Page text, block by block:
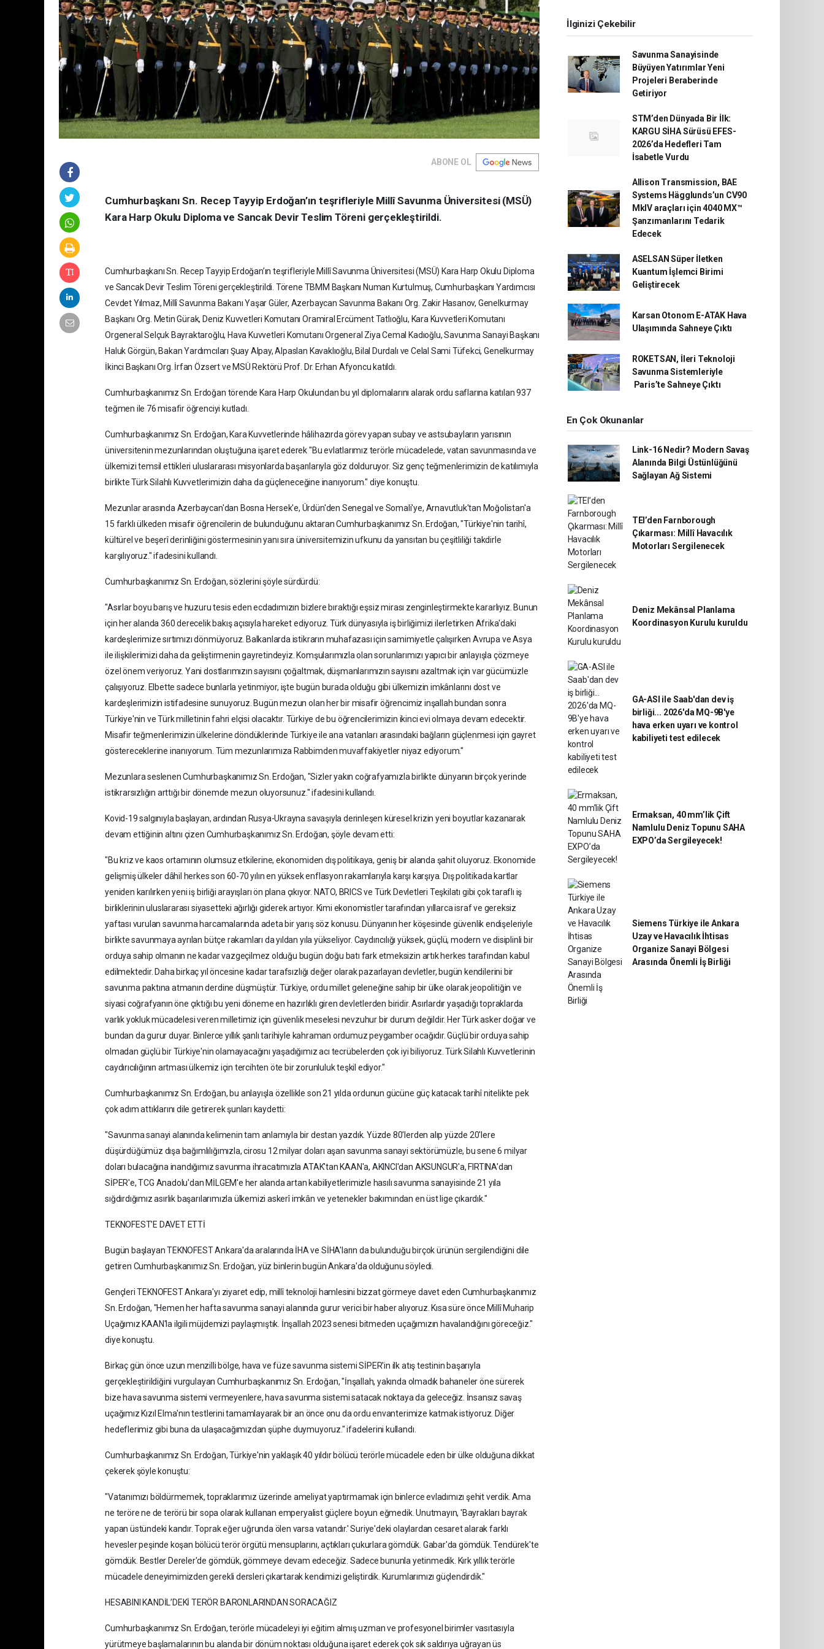
ABONE OL
Cumhurbaşkanı Sn. Recep Tayyip Erdoğan’ın teşrifleriyle Millî Savunma Üniversitesi (MSÜ)
Kara Harp Okulu Diploma ve Sancak Devir Teslim Töreni gerçekleştirildi.
Cumhurbaşkanı Sn. Recep Tayyip Erdoğan’ın teşrifleriyle Millî Savunma Üniversitesi (MSÜ) Kara Harp Okulu Diploma
ve Sancak Devir Teslim Töreni gerçekleştirildi. Törene TBMM Başkanı Numan Kurtulmuş, Cumhurbaşkanı Yardımcısı
Cevdet Yılmaz, Millî Savunma Bakanı Yaşar Güler, Azerbaycan Savunma Bakanı Org. Zakir Hasanov, Genelkurmay
Başkanı Org. Metin Gürak, Deniz Kuvvetleri Komutanı Oramiral Ercüment Tatlıoğlu, Kara Kuvvetleri Komutanı
Orgeneral Selçuk Bayraktaroğlu, Hava Kuvvetleri Komutanı Orgeneral Ziya Cemal Kadıoğlu, Savunma Sanayi Başkanı
Haluk Görgün, Bakan Yardımcıları Şuay Alpay, Alpaslan Kavaklıoğlu, Bilal Durdalı ve Celal Sami Tüfekci, Genelkurmay
İkinci Başkanı Org. İrfan Özsert ve MSÜ Rektörü Prof. Dr. Erhan Afyoncu katıldı.
Cumhurbaşkanımız Sn. Erdoğan törende Kara Harp Okulundan bu yıl diplomalarını alarak ordu saflarına katılan 937
teğmen ile 76 misafir öğrenciyi kutladı.
Cumhurbaşkanımız Sn. Erdoğan, Kara Kuvvetlerinde hâlihazırda görev yapan subay ve astsubayların yarısının
üniversitenin mezunlarından oluştuğuna işaret ederek "Bu evlatlarımız terörle mücadelede, vatan savunmasında ve
ülkemizi temsil ettikleri uluslararası misyonlarda başarılarıyla göz dolduruyor. Siz genç teğmenlerimizin de katılımıyla
birlikte Türk Silahlı Kuvvetlerimizin daha da güçleneceğine inanıyorum." diye konuştu.
Mezunlar arasında Azerbaycan'dan Bosna Hersek'e, Ürdün'den Senegal ve Somali'ye, Arnavutluk'tan Moğolistan'a
15 farklı ülkeden misafir öğrencilerin de bulunduğunu aktaran Cumhurbaşkanımız Sn. Erdoğan, "Türkiye'nin tarihî,
kültürel ve beşerî derinliğini göstermesinin yanı sıra üniversitemizin ufkunu da yansıtan bu çeşitliliği takdirle
karşılıyoruz." ifadesini kullandı.
Cumhurbaşkanımız Sn. Erdoğan, sözlerini şöyle sürdürdü:
"Asırlar boyu barış ve huzuru tesis eden ecdadımızın bizlere bıraktığı eşsiz mirası zenginleştirmekte kararlıyız. Bunun
için her alanda 360 derecelik bakış açısıyla hareket ediyoruz. Türk dünyasıyla iş birliğimizi ilerletirken Afrika'daki
kardeşlerimize sırtımızı dönmüyoruz. Balkanlarda istikrarın muhafazası için samimiyetle çalışırken Avrupa ve Asya
ile ilişkilerimizi daha da geliştirmenin gayretindeyiz. Komşularımızla olan sorunlarımızı yapıcı bir anlayışla çözmeye
özel önem veriyoruz. Yani dostlarımızın sayısını çoğaltmak, düşmanlarımızın sayısını azaltmak için var gücümüzle
çalışıyoruz. Elbette sadece bunlarla yetinmiyor, işte bugün burada olduğu gibi ülkemizin imkânlarını dost ve
kardeşlerimizin istifadesine sunuyoruz. Bugün mezun olan her bir misafir öğrencimiz inşallah bundan sonra
Türkiye'nin ve Türk milletinin fahri elçisi olacaktır. Türkiye de bu öğrencilerimizin ikinci evi olmaya devam edecektir.
Misafir teğmenlerimizin ülkelerine döndüklerinde Türkiye ile ana vatanları arasındaki bağların güçlenmesi için gayret
göstereceklerine inanıyorum. Tüm mezunlarımıza Rabbimden muvaffakiyetler niyaz ediyorum."
Mezunlara seslenen Cumhurbaşkanımız Sn. Erdoğan, "Sizler yakın coğrafyamızla birlikte dünyanın birçok yerinde
istikrarsızlığın arttığı bir dönemde mezun oluyorsunuz." ifadesini kullandı.
Kovid-19 salgınıyla başlayan, ardından Rusya-Ukrayna savaşıyla derinleşen küresel krizin yeni boyutlar kazanarak
devam ettiğinin altını çizen Cumhurbaşkanımız Sn. Erdoğan, şöyle devam etti:
"Bu kriz ve kaos ortamının olumsuz etkilerine, ekonomiden dış politikaya, geniş bir alanda şahit oluyoruz. Ekonomide
gelişmiş ülkeler dâhil herkes son 60-70 yılın en yüksek enflasyon rakamlarıyla karşı karşıya. Dış politikada kartlar
yeniden karılırken yeni iş birliği arayışları ön plana çıkıyor. NATO, BRICS ve Türk Devletleri Teşkilatı gibi çok taraflı iş
birliklerinin uluslararası siyasetteki ağırlığı giderek artıyor. Kimi ekonomistler tarafından yıllarca israf ve gereksiz
yaftası vurulan savunma harcamalarında adeta bir yarış söz konusu. Dünyanın her köşesinde güvenlik endişeleriyle
birlikte savunmaya ayrılan bütçe rakamları da yıldan yıla yükseliyor. Caydırıcılığı yüksek, güçlü, modern ve disiplinli bir
orduya sahip olmanın ne kadar vazgeçilmez olduğu bugün doğu batı fark etmeksizin artık herkes tarafından kabul
edilmektedir. Daha birkaç yıl öncesine kadar tarafsızlığı değer olarak pazarlayan devletler, bugün kendilerini bir
savunma paktına atmanın derdine düşmüştür. Türkiye, ordu millet geleneğine sahip bir ülke olarak jeopolitiğin ve
siyasi coğrafyanın öne çıktığı bu yeni döneme en hazırlıklı giren devletlerden biridir. Asırlardır yaşadığı topraklarda
varlık yokluk mücadelesi veren milletimiz için güvenlik meselesi nevzuhur bir durum değildir. Her Türk asker doğar ve
bundan da gurur duyar. Binlerce yıllık şanlı tarihiyle kahraman ordumuz peygamber ocağıdır. Güçlü bir orduya sahip
olmadan güçlü bir Türkiye'nin olamayacağını yaşadığımız acı tecrübelerden çok iyi biliyoruz. Türk Silahlı Kuvvetlerinin
caydırıcılığının artması ülkemiz için tercihten öte bir zorunluluk teşkil ediyor."
Cumhurbaşkanımız Sn. Erdoğan, bu anlayışla özellikle son 21 yılda ordunun gücüne güç katacak tarihî nitelikte pek
çok adım attıklarını dile getirerek şunları kaydetti:
"Savunma sanayi alanında kelimenin tam anlamıyla bir destan yazdık. Yüzde 80'lerden alıp yüzde 20'lere
düşürdüğümüz dışa bağımlılığımızla, cirosu 12 milyar doları aşan savunma sanayi sektörümüzle, bu sene 6 milyar
doları bulacağına inandığımız savunma ihracatımızla ATAK'tan KAAN'a, AKINCI'dan AKSUNGUR'a, FIRTINA'dan
SİPER'e, TCG Anadolu'dan MİLGEM'e her alanda artan kabiliyetlerimizle hasılı savunma sanayisinde 21 yıla
sığdırdığımız asırlık başarılarımızla ülkemizi askerî imkân ve yetenekler bakımından en üst lige çıkardık."
TEKNOFEST’E DAVET ETTİ
Bugün başlayan TEKNOFEST Ankara'da aralarında İHA ve SİHA'ların da bulunduğu birçok ürünün sergilendiğini dile
getiren Cumhurbaşkanımız Sn. Erdoğan, yüz binlerin bugün Ankara'da olduğunu söyledi.
Gençleri TEKNOFEST Ankara'yı ziyaret edip, millî teknoloji hamlesini bizzat görmeye davet eden Cumhurbaşkanımız
Sn. Erdoğan, "Hemen her hafta savunma sanayi alanında gurur verici bir haber alıyoruz. Kısa süre önce Millî Muharip
Uçağımız KAAN'la ilgili müjdemizi paylaşmıştık. İnşallah 2023 senesi bitmeden uçağımızın havalandığını göreceğiz."
diye konuştu.
Birkaç gün önce uzun menzilli bölge, hava ve füze savunma sistemi SİPER'in ilk atış testinin başarıyla
gerçekleştirildiğini vurgulayan Cumhurbaşkanımız Sn. Erdoğan, "İnşallah, yakında olmadık bahaneler öne sürerek
bize hava savunma sistemi vermeyenlere, hava savunma sistemi satacak noktaya da geleceğiz. İnsansız savaş
uçağımız Kızıl Elma'nın testlerini tamamlayarak bir an önce onu da ordu envanterimize katmak istiyoruz. Diğer
hedeflerimiz gibi buna da ulaşacağımızdan şüphe duymuyoruz." ifadelerini kullandı.
Cumhurbaşkanımız Sn. Erdoğan, Türkiye'nin yaklaşık 40 yıldır bölücü terörle mücadele eden bir ülke olduğuna dikkat
çekerek şöyle konuştu:
"Vatanımızı böldürmemek, topraklarımız üzerinde ameliyat yaptırmamak için binlerce evladımızı şehit verdik. Ama
ne teröre ne de terörü bir sopa olarak kullanan emperyalist güçlere boyun eğmedik. Unutmayın, 'Bayrakları bayrak
yapan üstündeki kandır. Toprak eğer uğrunda ölen varsa vatandır.' Suriye'deki olaylardan cesaret alarak farklı
hevesler peşinde koşan bölücü terör örgütü mensuplarını, açtıkları çukurlara gömdük. Gabar'da gömdük. Tendürek'te
gömdük. Bestler Dereler'de gömdük, gömmeye devam edeceğiz. Sadece bununla yetinmedik. Kırk yıllık terörle
mücadele deneyimimizden gerekli dersleri çıkartarak kendimizi geliştirdik. Kurumlarımızı güçlendirdik."
HESABINI KANDİL’DEKİ TERÖR BARONLARINDAN SORACAĞIZ
Cumhurbaşkanımız Sn. Erdoğan, terörle mücadeleyi iyi eğitim almış uzman ve profesyonel birimler vasıtasıyla
yürütmeye başlamalarının bu alanda bir dönüm noktası olduğuna işaret ederek çok sık saldırıya uğrayan üs
İlginizi Çekebilir
Savunma Sanayisinde
Büyüyen Yatırımlar Yeni
Projeleri Beraberinde
Getiriyor
STM’den Dünyada Bir İlk:
KARGU SİHA Sürüsü EFES-
2026’da Hedefleri Tam
İsabetle Vurdu
Allison Transmission, BAE
Systems Hägglunds’un CV90
MkIV araçları için 4040 MX™
Şanzımanlarını Tedarik
Edecek
ASELSAN Süper İletken
Kuantum İşlemci Birimi
Geliştirecek
Karsan Otonom E-ATAK Hava
Ulaşımında Sahneye Çıktı
ROKETSAN, İleri Teknoloji
Savunma Sistemleriyle
Paris’te Sahneye Çıktı
En Çok Okunanlar
Link-16 Nedir? Modern Savaş
Alanında Bilgi Üstünlüğünü
Sağlayan Ağ Sistemi
TEI’den Farnborough
Çıkarması: Millî Havacılık
Motorları Sergilenecek
Deniz Mekânsal Planlama
Koordinasyon Kurulu kuruldu
GA-ASI ile Saab'dan dev iş
birliği... 2026'da MQ-9B'ye
hava erken uyarı ve kontrol
kabiliyeti test edilecek
Ermaksan, 40 mm’lik Çift
Namlulu Deniz Topunu SAHA
EXPO’da Sergileyecek!
Siemens Türkiye ile Ankara
Uzay ve Havacılık İhtisas
Organize Sanayi Bölgesi
Arasında Önemli İş Birliği